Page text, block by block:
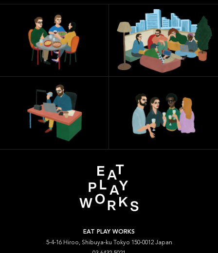
EAT PLAY WORKS
5-4-16 Hiroo, Shibuya-ku Tokyo 150-0012 Japan